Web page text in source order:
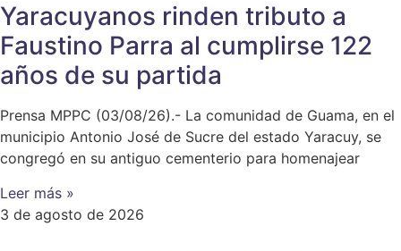
Yaracuyanos rinden tributo a
Faustino Parra al cumplirse 122
años de su partida
Prensa MPPC (03/08/26).- La comunidad de Guama, en el
municipio Antonio José de Sucre del estado Yaracuy, se
congregó en su antiguo cementerio para homenajear
Leer más »
3 de agosto de 2026